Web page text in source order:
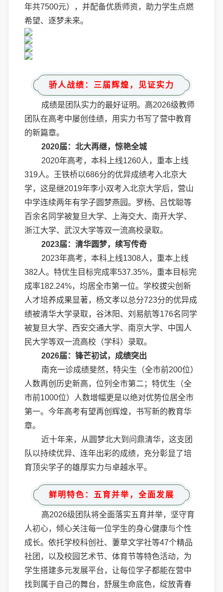
年共7500元），并配备优质师资，助力学生点燃
希望、逐梦未来。
骄人战绩：三届辉煌，见证实力
成绩是团队实力的最好证明。高2026级教师
团队在高考中屡创佳绩，用实力书写了营中教育
的新篇章。
2020届：北大再继，惊艳全城
2020年高考，本科上线1260人，重本上线
319人。王铁桥以686分的优异成绩考入北京大
学，这是继2019年李小双考入北京大学后，营山
中学连续两年有学子圆梦燕园。罗杨、吕忱聪等
百余名同学被复旦大学、上海交大、南开大学、
浙江大学、武汉大学等双一流高校录取。
2023届：清华圆梦，续写传奇
2023年高考，本科上线1308人，重本上线
382人。特优生目标完成率537.35%，重本目标完
成率182.24%，均居全市第一位。学校拔尖创新
人才培养成果显著，杨文孝以总分723分的优异成
绩被清华大学录取，谷沐阳、刘易航等176名同学
被复旦大学、西安交通大学、南京大学、中国人
民大学等双一流高校（学科）录取。
2026届：锋芒初试，成绩突出
南充一诊成绩斐然，特尖生（全市前200位）
人数再创历史新高，位列全市第二；特优生（全
市前1000位）人数增幅更是以绝对优势位居全市
第一。今年高考有望再创辉煌，书写新的教育华
章。
近十年来，从圆梦北大到问鼎清华，这支团
队以持续优异、连年出彩的成绩，充分彰显了培
育顶尖学子的雄厚实力与卓越水平。
鲜明特色：五育并举，全面发展
高2026级团队将全面落实五育并举，坚守育
人初心，倾心关注每一位学生的身心健康与个性
成长。依托学校科创社、萋草文学社等47个精品
社团，以及校园艺术节、体育节等特色活动，为
学生搭建多元发展平台，让每位学子都能在营中
找到属于自己的舞台，舒展生命底色，绽放青春